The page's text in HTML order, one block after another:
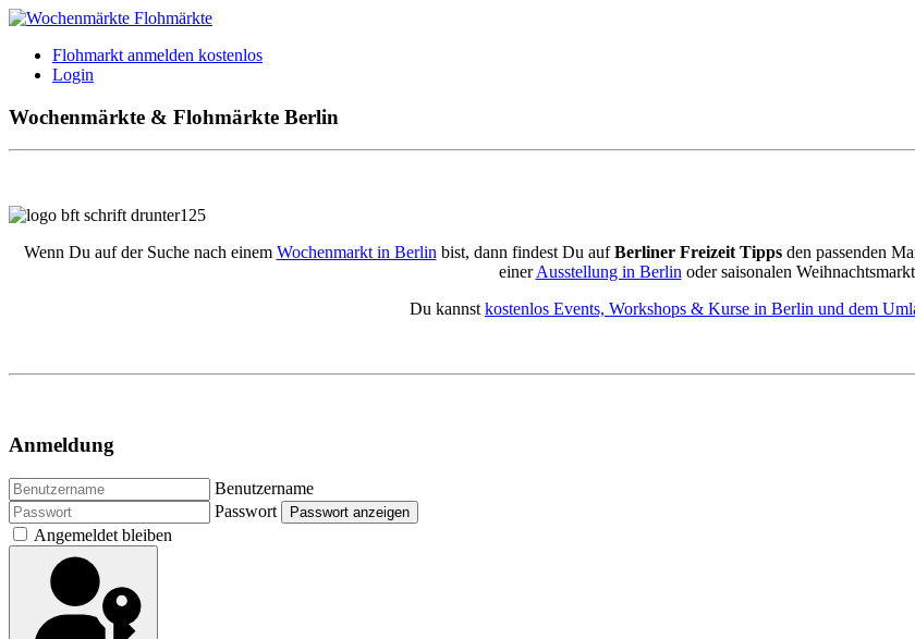
Flohmarkt anmelden kostenlos
Login
Wochenmärkte & Flohmärkte Berlin
Wenn Du auf der Suche nach einem Wochenmarkt in Berlinbist, dann findest Du aufBerliner Freizeit Tippsden passenden
einerAusstellung in Berlinoder saisonalen
Du kannstkostenlos Events, Workshops & Kurse in Berlin und dem
Anmeldung
Benutzername
Passwort
Passwort anzeigen
Angemeldet bleiben